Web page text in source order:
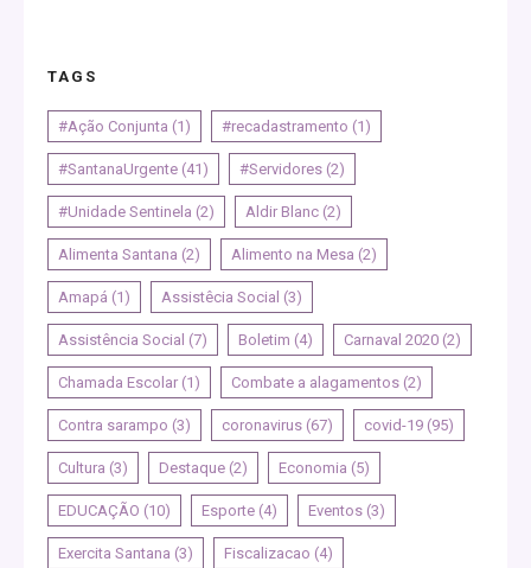
TAGS
#Ação Conjunta (1) #recadastramento (1)
#SantanaUrgente (41) #Servidores (2)
#Unidade Sentinela (2) Aldir Blanc (2)
Alimenta Santana (2) Alimento na Mesa (2)
Amapá (1) Assistêcia Social (3)
Assistência Social (7) Boletim (4) Carnaval 2020 (2)
Chamada Escolar (1) Combate a alagamentos (2)
Contra sarampo (3) coronavirus (67) covid-19 (95)
Cultura (3) Destaque (2) Economia (5)
EDUCAÇÃO (10) Esporte (4) Eventos (3)
Exercita Santana (3) Fiscalizacao (4)